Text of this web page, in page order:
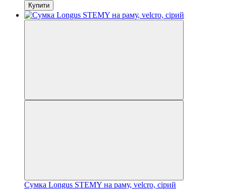
Купити
Сумка Longus STEMY на раму, velcro, сірий